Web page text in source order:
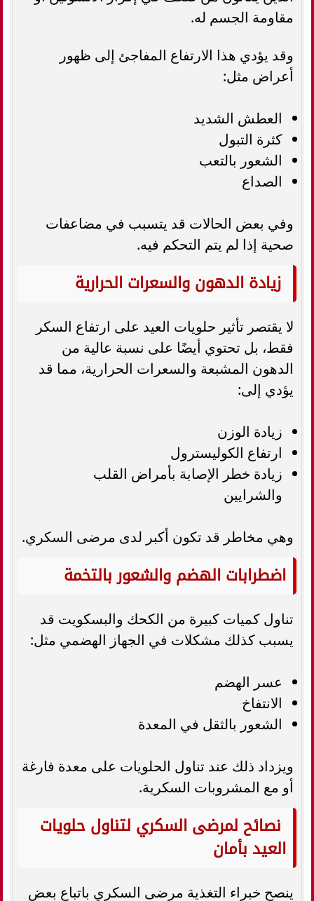
مقاومة الجسم له.
وقد يؤدي هذا الارتفاع المفاجئ إلى ظهور
أعراض مثل:
العطش الشديد
كثرة التبول
الشعور بالتعب
الصداع
وفي بعض الحالات قد يتسبب في مضاعفات
صحية إذا لم يتم التحكم فيه.
زيادة الدهون والسعرات الحرارية
لا يقتصر تأثير حلويات العيد على ارتفاع السكر
فقط، بل تحتوي أيضًا على نسبة عالية من
الدهون المشبعة والسعرات الحرارية، مما قد
يؤدي إلى:
زيادة الوزن
ارتفاع الكوليسترول
زيادة خطر الإصابة بأمراض القلب
والشرايين
وهي مخاطر قد تكون أكبر لدى مرضى السكري.
اضطرابات الهضم والشعور بالتخمة
تناول كميات كبيرة من الكحك والبسكويت قد
يسبب كذلك مشكلات في الجهاز الهضمي مثل:
عسر الهضم
الانتفاخ
الشعور بالثقل في المعدة
ويزداد ذلك عند تناول الحلويات على معدة فارغة
أو مع المشروبات السكرية.
نصائح لمرضى السكري لتناول حلويات
العيد بأمان
ينصح خبراء التغذية مرضى السكري باتباع بعض